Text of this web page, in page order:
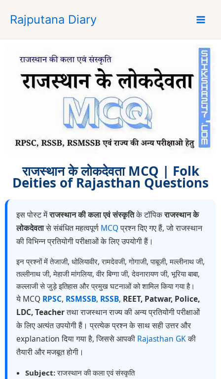
p
Rajputana Diary
राजस्थान के लोकदेवता MCQ | Folk
Deities of Rajasthan Questions
इस पोस्ट मेंराजस्थान की कला एवं संस्कृतिके टॉपिकराजस्थान के
लोकदेवतासे संबंधित महत्वपूर्ण MCQप्रश्न दिए गए हैं, जो राजस्थान
की विभिन्न प्रतियोगी परीक्षाओं के लिए उपयोगी हैं।
इन प्रश्नों में तेजाजी, धोलियावीर, रामदेवजी, गोगाजी, पाबूजी, मल्लीनाथ जी,
तल्लीनाथ जी, मेहाजी मांगलिया, वीर बिग्गा जी, देवनारायण जी, भूरिया बाबा,
कल्लाजी से जुड़े इतिहास और प्रमुख घटनाओं को शामिल किया गया है।
ये MCQ RPSC, RSMSSB, RSSB, REET, Patwar, Police,
LDC, Teacherतथा राजस्थान राज्य की अन्य प्रतियोगी परीक्षाओं
के लिए अत्यंत उपयोगी हैं। प्रत्येक प्रश्न के साथ सही उत्तर और
explanation दिया गया है, जिससे आपकी Rajasthan GKकी
तैयारी और मजबूत होगी।
Subject:राजस्थान की कला एवं संस्कृति